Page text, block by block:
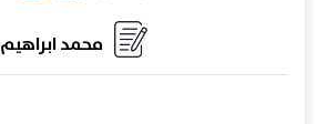
محمد ابراهيم